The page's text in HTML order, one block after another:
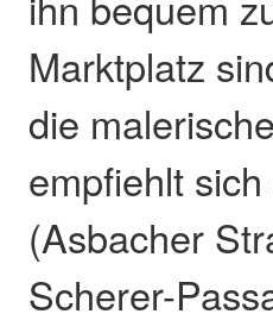
Marktplatz
die
empfiehlt
(Asbacher
Scherer-